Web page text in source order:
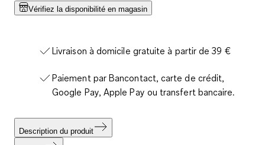
Vérifiez la disponibilité en magasin
Livraison à domicile gratuite à partir de 39 €
Paiement par Bancontact, carte de crédit,
Google Pay, Apple Pay ou transfert bancaire.
Description du produit